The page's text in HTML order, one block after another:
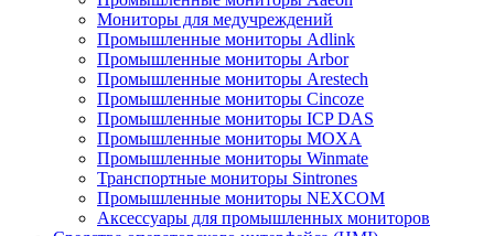
Мониторы для медучреждений
Промышленные мониторы Adlink
Промышленные мониторы Arbor
Промышленные мониторы Arestech
Промышленные мониторы Cincoze
Промышленные мониторы ICP DAS
Промышленные мониторы MOXA
Промышленные мониторы Winmate
Транспортные мониторы Sintrones
Промышленные мониторы NEXCOM
Аксессуары для промышленных мониторов